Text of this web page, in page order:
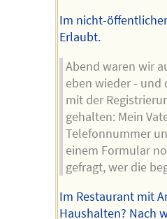
Im nicht-
Erlaubt.
Abend waren wir
eben wieder - und
mit der
gehalten: Mein
Telefonnummer
einem Formular
gefragt, wer die
Im Restaurant mit
Haushalten? Nach